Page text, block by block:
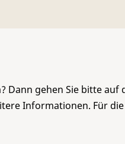
Dann gehen Sie bitte auf
Informationen. Für